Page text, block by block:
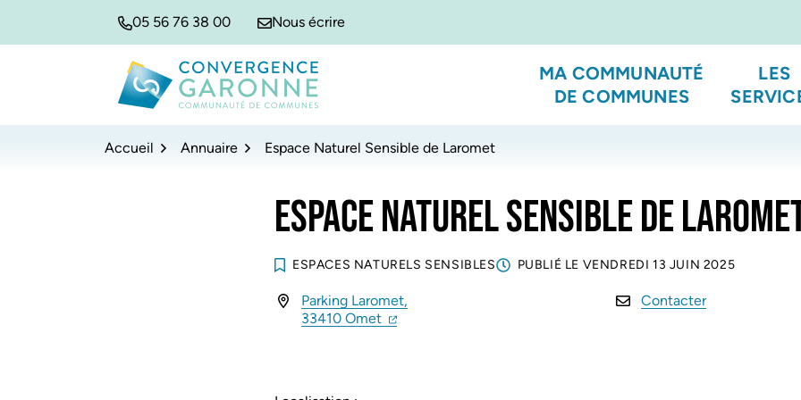
05 56 76 38 00 Nous écrire
Convergence Garonne
MA COMMUNAUTÉ
DE COMMUNES
LES
Accueil Annuaire Espace Naturel Sensible de Laromet
ESPACE NATUREL SENSIBLE DE
ESPACES NATURELS SENSIBLES PUBLIÉ LE VENDREDI 13 JUIN 2025
INFOS UTILES
Parking Laromet,
33410 Omet (ouverture dans un nouvel onglet)
(ouverture dans un nouvel onglet)
Contacter